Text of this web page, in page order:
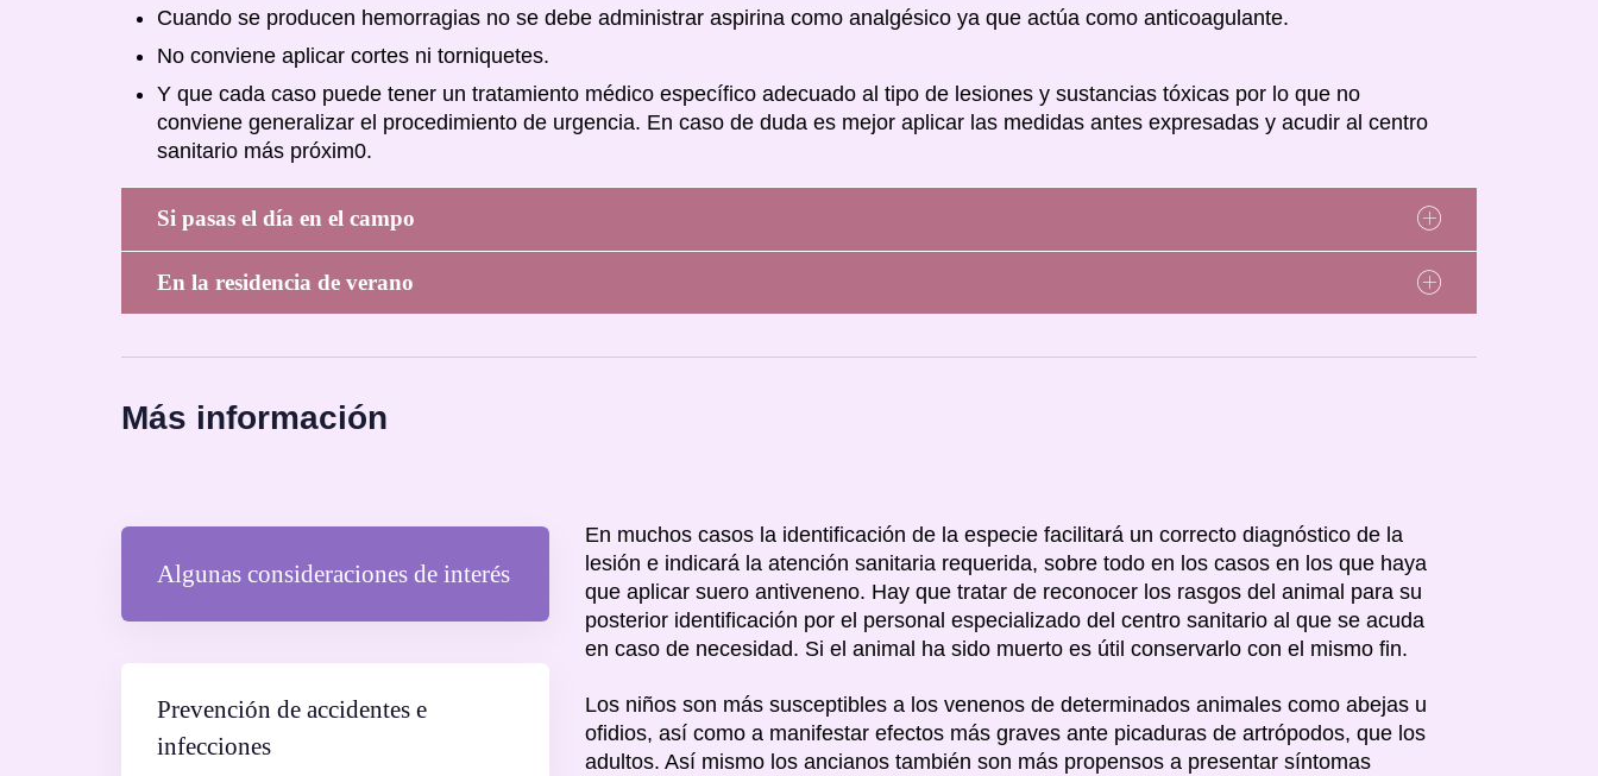
Cuando se producen hemorragias no se debe administrar aspirina como analgésico ya que actúa como anticoagulante.
No conviene aplicar cortes ni torniquetes.
Y que cada caso puede tener un tratamiento médico específico adecuado al tipo de lesiones y sustancias tóxicas por lo que no
conviene generalizar el procedimiento de urgencia. En caso de duda es mejor aplicar las medidas antes expresadas y acudir al centro
sanitario más próxim0.
Si pasas el día en el campo
En la residencia de verano
Más información
Algunas consideraciones de interés
Prevención de accidentes e
infecciones
En muchos casos la identificación de la especie facilitará un correcto diagnóstico de la
lesión e indicará la atención sanitaria requerida, sobre todo en los casos en los que haya
que aplicar suero antiveneno. Hay que tratar de reconocer los rasgos del animal para su
posterior identificación por el personal especializado del centro sanitario al que se acuda
en caso de necesidad. Si el animal ha sido muerto es útil conservarlo con el mismo fin.
Los niños son más susceptibles a los venenos de determinados animales como abejas u
ofidios, así como a manifestar efectos más graves ante picaduras de artrópodos, que los
adultos. Así mismo los ancianos también son más propensos a presentar síntomas